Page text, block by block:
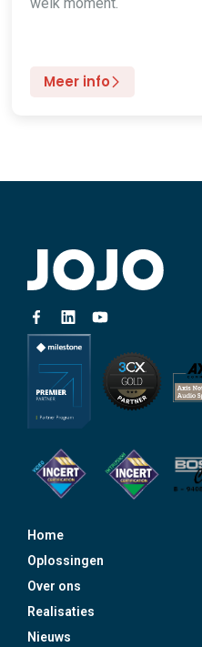
Meer info
Home
Oplossingen
Over ons
Realisaties
Nieuws